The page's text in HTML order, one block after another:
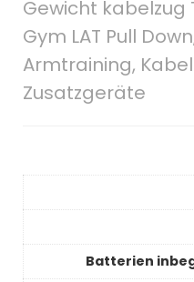
Gewicht
Gym LAT Pull
Armtraining,
Zusatzgeräte
Batterien